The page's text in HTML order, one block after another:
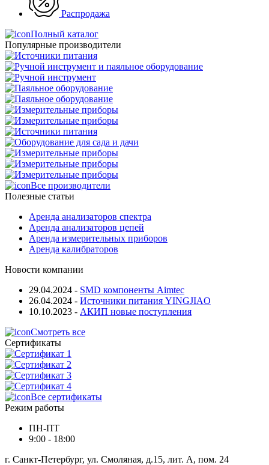
Распродажа
Полный каталог
Популярные производители
Все производители
Полезные статьи
Аренда анализаторов спектра
Аренда анализаторов цепей
Аренда измерительных приборов
Аренда калибраторов
Новости компании
29.04.2024 - SMD компоненты Aimtec
26.04.2024 - Источники питания YINGJIAO
10.10.2023 - АКИП новые поступления
Смотреть все
Сертификаты
Все сертификаты
Режим работы
ПН-ПТ
9:00 - 18:00
г. Санкт-Петербург, ул. Смоляная, д.15, лит. А, пом. 24